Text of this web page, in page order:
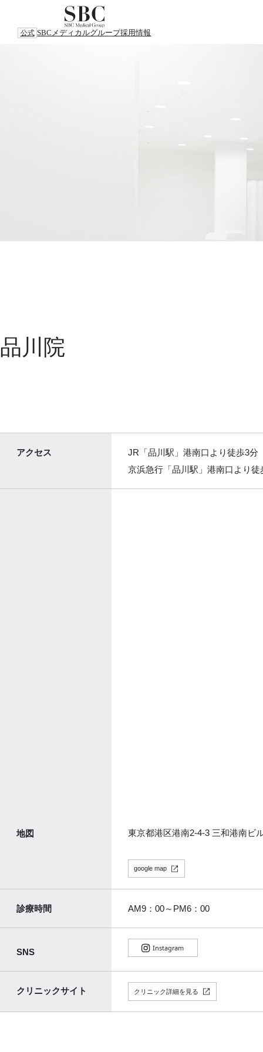
公式 SBCメディカルグループ採用情報
品川院
アクセス
JR「品川駅」港南口より徒歩3分
京浜急行「品川駅」港南口より徒
地図 東京都港区港南2-4-3 三和港南ビ
google map
診療時間 AM9：00～PM6：00
SNS
クリニックサイト クリニック詳細を見る